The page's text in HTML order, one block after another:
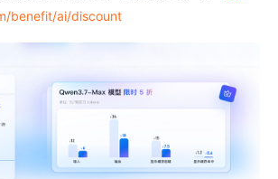
benefit/ai/discount